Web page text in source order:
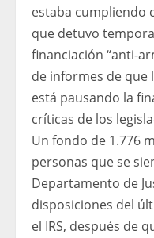
estaba cumpliendo
que detuvo
financiación “anti-
de informes de
está pausando la
críticas de los
Un fondo de 1.776
personas que se
Departamento de
disposiciones del
el IRS, después de